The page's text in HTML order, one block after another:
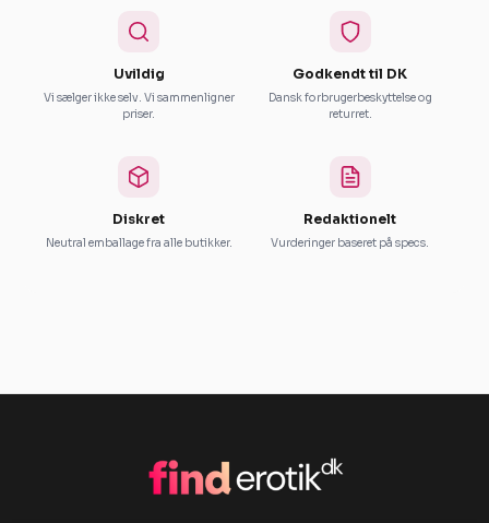
Uvildig
Vi sælger ikke selv. Vi sammenligner
priser.
Godkendt til DK
Dansk forbrugerbeskyttelse og
returret.
Diskret
Neutral emballage fra alle butikker.
Redaktionelt
Vurderinger baseret på specs.